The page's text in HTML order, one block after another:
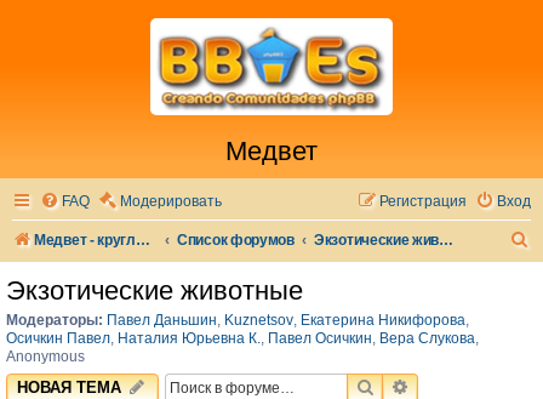
Медвет
FAQ Модерировать Вход
Регистрация
Медвет - круглосуточная ветеринарная клиника в Москве Список форумов Экзотические животные
Экзотические животные
Модераторы: Павел Даньшин, Kuznetsov, Екатерина Никифорова,
Осичкин Павел, Наталия Юрьевна К., Павел Осичкин, Вера Слукова,
Anonymous
НОВАЯ ТЕМА ПОИСКРАСШИРЕННЫЙ